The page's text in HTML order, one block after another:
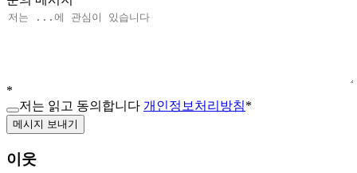
*
저는 읽고 동의합니다 개인정보처리방침*
메시지 보내기
이웃